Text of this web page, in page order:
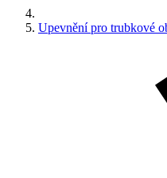
Upevnění pro trubkové